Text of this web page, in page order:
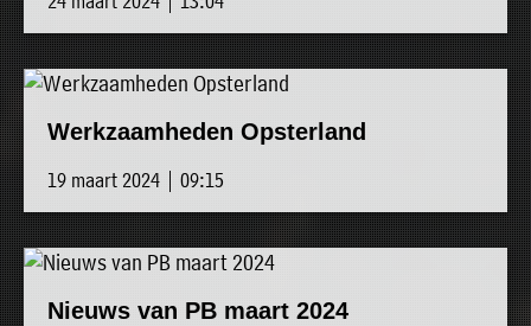
Werkzaamheden Opsterland
19 maart 2024 | 09:15
Nieuws van PB maart 2024